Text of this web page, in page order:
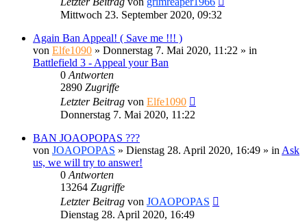
Mittwoch 23. September 2020, 09:32
Again Ban Appeal! ( Save me !!! )
von Elfe1090 » Donnerstag 7. Mai 2020, 11:22 » in
Battlefield 3 - Appeal your Ban
0 Antworten
2890 Zugriffe
Letzter Beitrag von Elfe1090
Donnerstag 7. Mai 2020, 11:22
BAN JOAOPOPAS ???
von JOAOPOPAS » Dienstag 28. April 2020, 16:49 » in Ask
us, we will try to answer!
0 Antworten
13264 Zugriffe
Letzter Beitrag von JOAOPOPAS
Dienstag 28. April 2020, 16:49